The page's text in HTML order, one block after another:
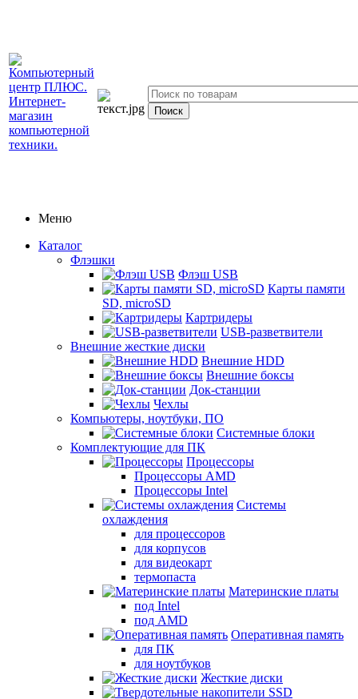
Меню
Каталог
Флэшки
Флэш USB
Карты памяти
SD, microSD
Картридеры
USB-разветвители
Внешние жесткие диски
Внешние HDD
Внешние боксы
Док-станции
Чехлы
Компьютеры, ноутбуки, ПО
Системные блоки
Комплектующие для ПК
Процессоры
Процессоры AMD
Процессоры Intel
Системы
охлаждения
для процессоров
для корпусов
для видеокарт
термопаста
Материнские платы
под Intel
под AMD
Оперативная память
для ПК
для ноутбуков
Жесткие диски